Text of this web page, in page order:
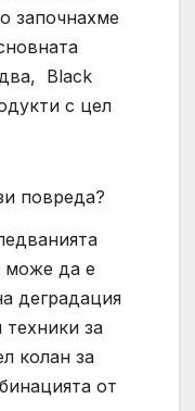
започнахме
Black
с цел
повреда?
може да е
деградация
за
колан за
от